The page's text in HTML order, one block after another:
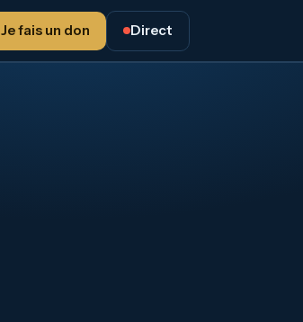
Je fais un don Direct